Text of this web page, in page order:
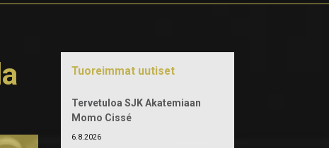
Tuoreimmat uutiset
Tervetuloa SJK Akatemiaan
Momo Cissé
6.8.2026